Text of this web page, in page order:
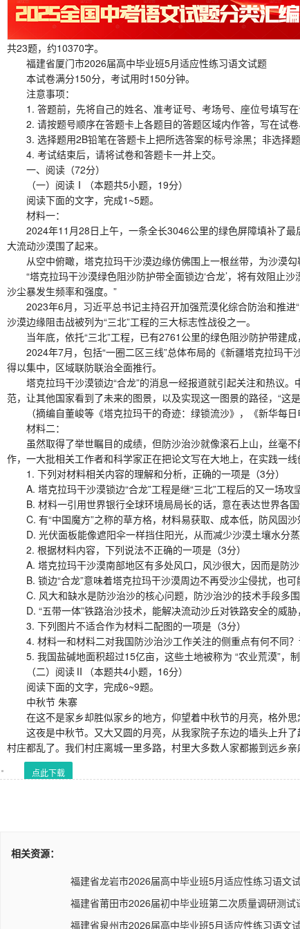
共23题，约10370字。
福建省厦门市2026届高中毕业班5月适应性练习语文试题
本试卷满分150分，考试用时150分钟。
注意事项：
1. 答题前，先将自己的姓名、准考证号、考场号、座位号填写在
2. 请按题号顺序在答题卡上各题目的答题区域内作答，写在试卷
3. 选择题用2B铅笔在答题卡上把所选答案的标号涂黑；非选择题
4. 考试结束后，请将试卷和答题卡一并上交。
一、阅读（72分）
（一）阅读Ⅰ（本题共5小题，19分）
阅读下面的文字，完成1~5题。
材料一：
2024年11月28日上午，一条全长3046公里的绿色屏障填补了最
大流动沙漠围了起来。
从空中俯瞰，塔克拉玛干沙漠边缘仿佛围上一根丝带，为沙漠勾
“塔克拉玛干沙漠绿色阻沙防护带全面锁边‘合龙’，将有效阻止沙
沙尘暴发生频率和强度。”
2023年6月，习近平总书记主持召开加强荒漠化综合防治和推进“
沙漠边缘阻击战被列为“三北”工程的三大标志性战役之一。
当年底，依托“三北”工程，已有2761公里的绿色阻沙防护带建成
2024年7月，包括“一圈二区三线”总体布局的《新疆塔克拉玛干
得以集中，区域联防联治全面推行。
塔克拉玛干沙漠锁边“合龙”的消息一经报道就引起关注和热议。
范，让其他国家看到了未来的图景，以及实现这一图景的路径，“这是
（摘编自董峻等《塔克拉玛干的奇迹：绿锁流沙》，《新华每日
材料二：
虽然取得了举世瞩目的成绩，但防沙治沙就像滚石上山，丝毫不
作，一大批相关工作者和科学家正在把论文写在大地上，在实践一
1. 下列对材料相关内容的理解和分析，正确的一项是（3分）
A. 塔克拉玛干沙漠锁边“合龙”工程是继“三北”工程后的又一场攻
B. 材料一引用世界银行全球环境局局长的话，意在表达世界各国
C. 有“中国魔方”之称的草方格，材料易获取、成本低，防风固沙
D. 光伏面板能像遮阳伞一样挡住阳光，从而减少沙漠土壤水分蒸
2. 根据材料内容，下列说法不正确的一项是（3分）
A. 塔克拉玛干沙漠南部地区有多处风口，风沙很大，因而是防沙
B. 锁边“合龙”意味着塔克拉玛干沙漠周边不再受沙尘侵扰，也可
C. 风大和缺水是防沙治沙的核心问题，防沙治沙的技术手段多围
D. “五带一体”铁路治沙技术，能解决流动沙丘对铁路安全的威胁
3. 下列图片不适合作为材料二配图的一项是（3分）
4. 材料一和材料二对我国防沙治沙工作关注的侧重点有何不同？
5. 我国盐碱地面积超过15亿亩，这些土地被称为 “农业荒漠”，
（二）阅读Ⅱ（本题共4小题，16分）
阅读下面的文字，完成6~9题。
中秋节 朱寨
在这不是家乡却胜似家乡的地方，仰望着中秋节的月亮，格外思
这夜是中秋节。又大又圆的月亮，从我家院子东边的墙头上升了
村庄都乱了。我们村庄离城一里多路，村里大多数人家都搬到远乡
点此下载
相关资源：
福建省龙岩市2026届高中毕业班5月适应性练习语文
福建省莆田市2026届初中毕业班第二次质量调研测试
福建省泉州市2026届高中毕业班5月适应性练习语文